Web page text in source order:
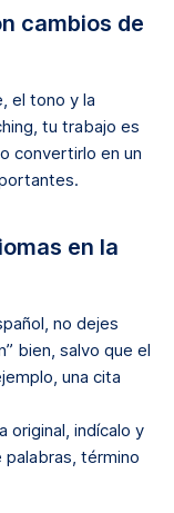
cambios de
el tono y la
tu trabajo es
convertirlo en un
en la
no dejes
bien, salvo que el
una cita
original, indícalo y
término